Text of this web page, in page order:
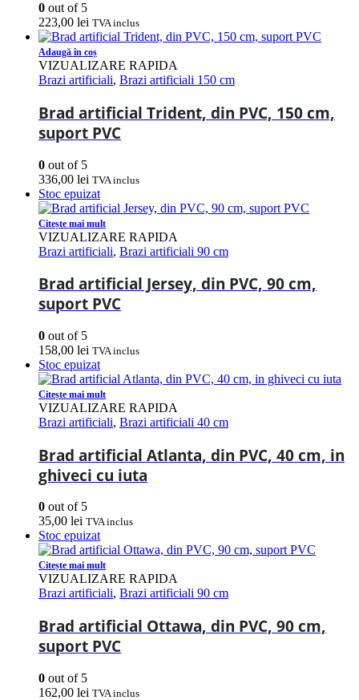
0 out of 5
223,00 lei TVA inclus
Adaugă în coș
VIZUALIZARE RAPIDA
Brazi artificiali, Brazi artificiali 150 cm
Brad artificial Trident, din PVC, 150 cm,
suport PVC
0 out of 5
336,00 lei TVA inclus
Stoc epuizat
Citește mai mult
VIZUALIZARE RAPIDA
Brazi artificiali, Brazi artificiali 90 cm
Brad artificial Jersey, din PVC, 90 cm,
suport PVC
0 out of 5
158,00 lei TVA inclus
Stoc epuizat
Citește mai mult
VIZUALIZARE RAPIDA
Brazi artificiali, Brazi artificiali 40 cm
Brad artificial Atlanta, din PVC, 40 cm, in
ghiveci cu iuta
0 out of 5
35,00 lei TVA inclus
Stoc epuizat
Citește mai mult
VIZUALIZARE RAPIDA
Brazi artificiali, Brazi artificiali 90 cm
Brad artificial Ottawa, din PVC, 90 cm,
suport PVC
0 out of 5
162,00 lei TVA inclus